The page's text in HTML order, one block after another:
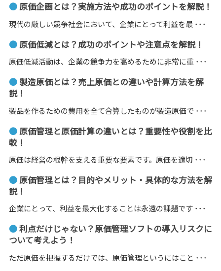
● 原価企画とは？実施方法や成功のポイントを解説！
現代の厳しい競争社会において、企業にとって利益を最 ･･･
● 原価低減とは？成功のポイントや注意点を解説！
原価低減活動は、企業の競争力を高めるために非常に重 ･･･
● 製造原価とは？売上原価との違いや計算方法を解
説！
製品を作るための費用を全て合算したものが製造原価で ･･･
● 原価管理と原価計算の違いとは？重要性や役割を比
較！
原価は経営の根幹を支える重要な要素です。原価を適切 ･･･
● 原価管理とは？目的やメリット・具体的な方法を解
説！
企業にとって、利益を最大化することは永遠の課題です ･･･
●利点だけじゃない？原価管理ソフトの導入リスクに
ついて考えよう！
ただ原価を把握するだけでは、原価管理というにはこと ･･･